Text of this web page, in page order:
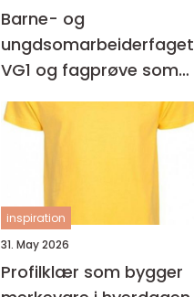
Barne- og
ungdsomarbeiderfaget
VG1 og fagprøve som
barne- og
ungdomsarbeider –
inspiration
31. May 2026
Profilklær som bygger